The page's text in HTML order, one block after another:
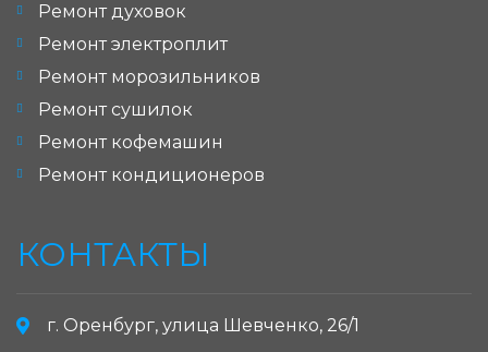
Ремонт духовок
Ремонт электроплит
Ремонт морозильников
Ремонт сушилок
Ремонт кофемашин
Ремонт кондиционеров
КОНТАКТЫ
г. Оренбург, улица Шевченко, 26/1